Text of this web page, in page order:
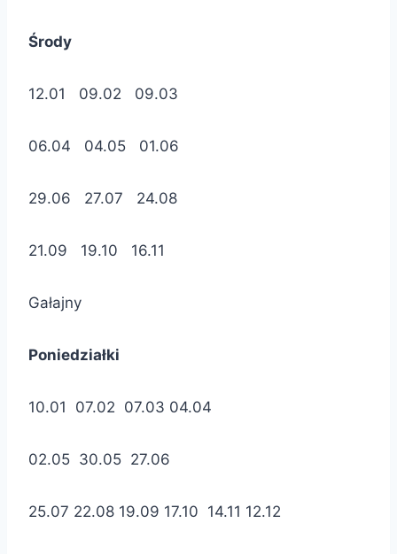
Środy
12.01 09.02 09.03
06.04 04.05 01.06
29.06 27.07 24.08
21.09 19.10 16.11
Gałajny
Poniedziałki
10.01 07.02 07.03 04.04
02.05 30.05 27.06
25.07 22.08 19.09 17.10 14.11 12.12